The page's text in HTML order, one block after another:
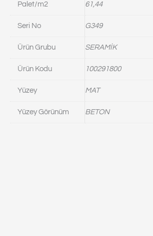
Palet/m2 61,44
Seri No G349
Ürün Grubu SERAMİK
Ürün Kodu 100291800
Yüzey MAT
Yüzey Görünüm BETON